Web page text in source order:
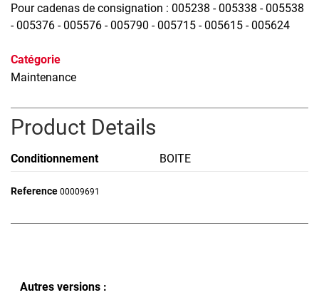
Pour cadenas de consignation : 005238 - 005338 - 005538
- 005376 - 005576 - 005790 - 005715 - 005615 - 005624
Catégorie
Maintenance
Product Details
Conditionnement BOITE
Reference 00009691
Autres versions :